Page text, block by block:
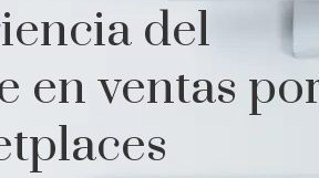
del
en ventas